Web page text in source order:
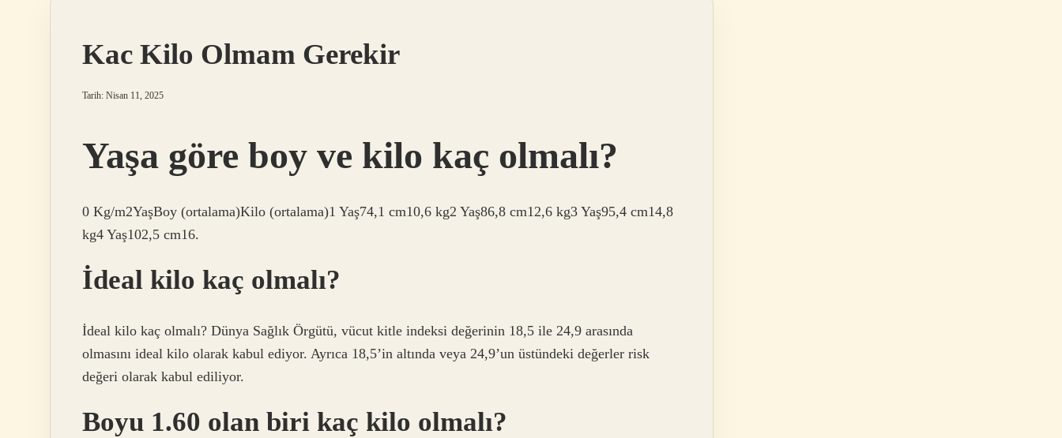
Kac Kilo Olmam Gerekir
Tarih: Nisan 11, 2025
Yaşa göre boy ve kilo kaç olmalı?
0 Kg/m2YaşBoy (ortalama)Kilo (ortalama)1 Yaş74,1 cm10,6 kg2 Yaş86,8 cm12,6 kg3 Yaş95,4 cm14,8
kg4 Yaş102,5 cm16.
İdeal kilo kaç olmalı?
İdeal kilo kaç olmalı? Dünya Sağlık Örgütü, vücut kitle indeksi değerinin 18,5 ile 24,9 arasında
olmasını ideal kilo olarak kabul ediyor. Ayrıca 18,5’in altında veya 24,9’un üstündeki değerler risk
değeri olarak kabul ediliyor.
Boyu 1.60 olan biri kaç kilo olmalı?